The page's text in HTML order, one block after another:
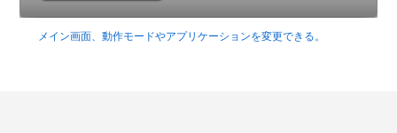
メイン画面、動作モードやアプリケーションを変更できる。